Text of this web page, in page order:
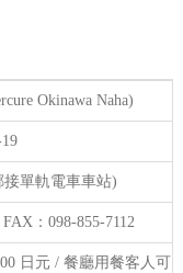
Okinawa Naha)
單軌電車車站)
：098-855-7112
日元 / 餐廳用餐客人可